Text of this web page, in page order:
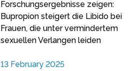
Forschungsergebnisse zeigen:
Bupropion steigert die Libido bei
Frauen, die unter vermindertem
sexuellen Verlangen leiden
13 February 2025